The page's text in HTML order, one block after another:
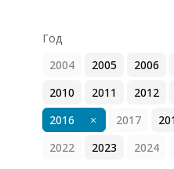
Год
2004
2005 2006
2010
2011 2012
2016
2017
2022
2023 2024